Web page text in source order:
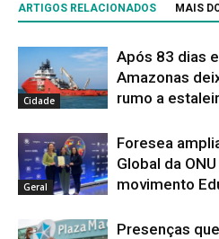
ARTIGOS RELACIONADOS MAIS
Cidade
Após 83 dias
Amazonas
rumo a
Geral
Foresea
Global da
movimento
Presenças